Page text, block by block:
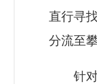
直行寻
分流至
针对以